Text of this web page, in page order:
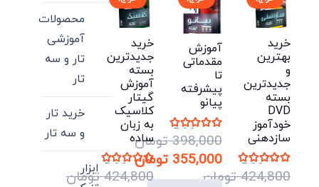
خرید
بهترین
و
جدیدترین
بسته
DVD
خودآموز
سازدهنی
نمره 5.00 از 5 424,800 تومان
آموزش
مقدماتی
تا
پیشرفته
پیانو
نمره 5.00 از 5 398,000 تومان
قیمت
اصلی:
355,000 تومان
قیمت
خرید
جدیدترین
بسته
آموزش
گیتار
کلاسیک
به زبان
ساده
نمره 5.00 از 5 424,800 تومان
محصولات
آموزشی
تار و سه
تار
خرید تار
و سه تار
ابزار